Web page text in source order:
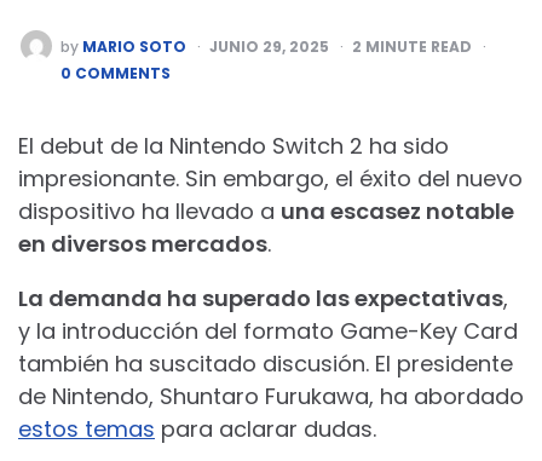
POSTED
BY
by MARIO SOTO JUNIO 29, 2025 2 MINUTE READ
0 COMMENTS
El debut de la Nintendo Switch 2 ha sido
impresionante. Sin embargo, el éxito del nuevo
dispositivo ha llevado a una escasez notable
en diversos mercados.
La demanda ha superado las expectativas,
y la introducción del formato Game-Key Card
también ha suscitado discusión. El presidente
de Nintendo, Shuntaro Furukawa, ha abordado
estos temas para aclarar dudas.